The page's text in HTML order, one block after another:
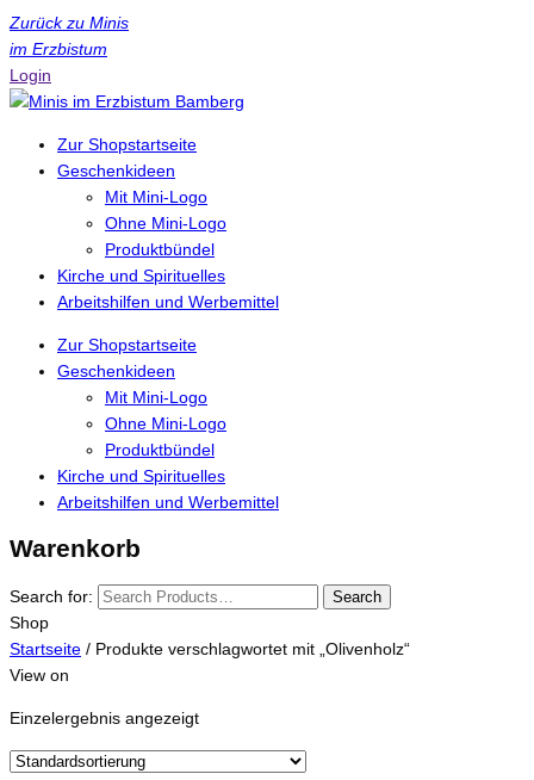
Zurück zu Minis
im Erzbistum
Login
Zur Shopstartseite
Geschenkideen
Mit Mini-Logo
Ohne Mini-Logo
Produktbündel
Kirche und Spirituelles
Arbeitshilfen und Werbemittel
Zur Shopstartseite
Geschenkideen
Mit Mini-Logo
Ohne Mini-Logo
Produktbündel
Kirche und Spirituelles
Arbeitshilfen und Werbemittel
Warenkorb
Search for: Search
Shop
Startseite / Produkte verschlagwortet mit „Olivenholz“
View on
Einzelergebnis angezeigt